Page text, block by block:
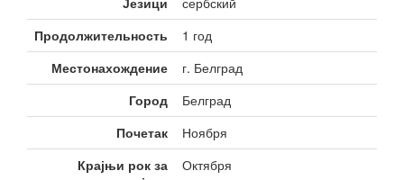
Продолжительность
1 год
Местонахождение
г. Белград
Город
Белград
Почетак
Ноября
Крајњи рок за
Октября